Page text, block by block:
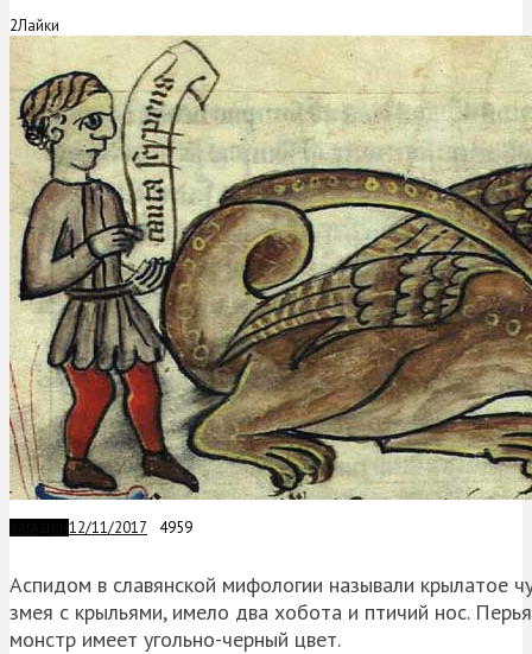
2Лайки
12/11/2017 4959
Аспидом в славянской мифологии называли крылатое
змея с крыльями, имело два хобота и птичий нос.
монстр имеет угольно-черный цвет.